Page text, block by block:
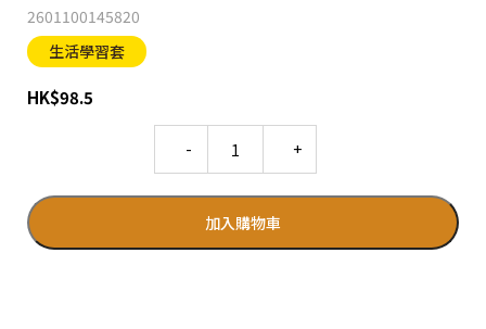
2601100145820
生活學習套
HK$98.5
加入購物車